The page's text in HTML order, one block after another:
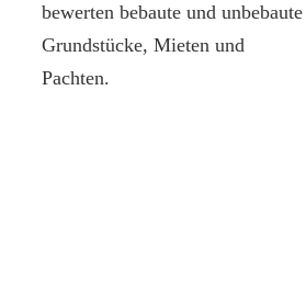
bewerten bebaute und unbebaute
Grundstücke, Mieten und
Pachten.